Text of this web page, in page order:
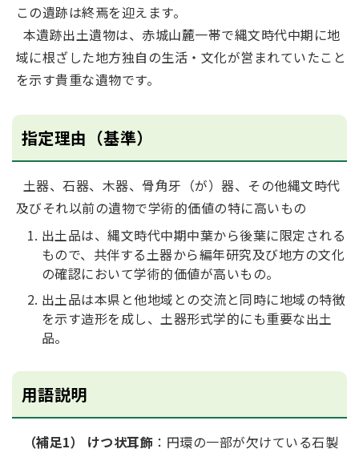
この遺跡は終焉を迎えます。
本遺跡出土遺物は、赤城山麓一帯で縄文時代中期に地
域に根ざした地方独自の生活・文化が営まれていたこと
を示す貴重な遺物です。
指定理由（基準）
土器、石器、木器、骨角牙（が）器、その他縄文時代
及びそれ以前の遺物で学術的価値の特に高いもの
出土品は、縄文時代中期中葉から後葉に限定される
もので、共伴する土器から編年研究及び地方の文化
の確認において学術的価値が高いもの。
出土品は本県と他地域との交流と同時に地域の特徴
を示す造形を成し、土器形式学的にも重要な出土
品。
用語説明
（補足1） けつ状耳飾 ：円環の一部が欠けている石製